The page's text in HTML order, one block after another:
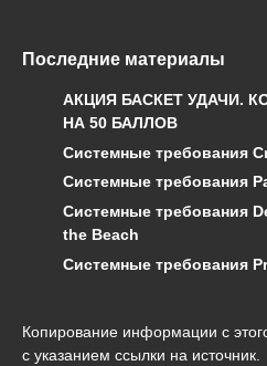
Последние материалы
АКЦИЯ БАСКЕТ УДАЧИ.
НА 50 БАЛЛОВ
Системные требования
Системные требования
Системные требования
the Beach
Системные требования
Копирование информации с
с указанием ссылки на источник.